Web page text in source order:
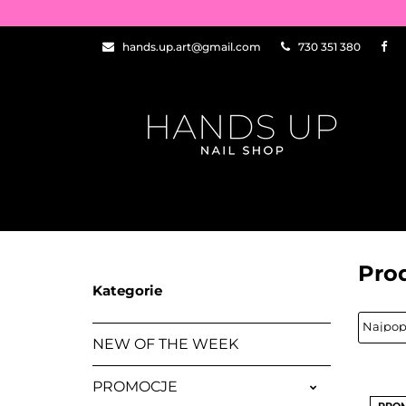
hands.up.art@gmail.com 730 351 380
PĘDZELKI
WSZYSTKIE
ZDOBIENIA
Kategorie
NEW OF THE WEEK
PROMOCJE